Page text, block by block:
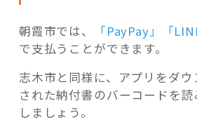
朝霞市では、
「PayPay」「
で支払うことができます。
志木市と同様に、アプリをダ
された納付書のバーコードを
しましょう。